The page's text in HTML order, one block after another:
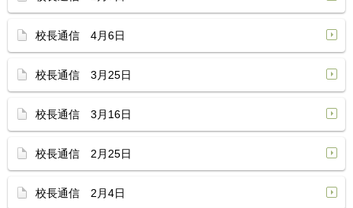
校長通信 4月6日
校長通信 3月25日
校長通信 3月16日
校長通信 2月25日
校長通信 2月4日